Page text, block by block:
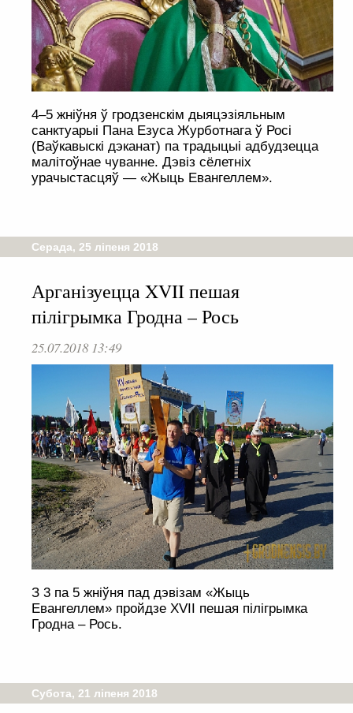
4–5 жніўня ў гродзенскім дыяцэзіяльным
санктуарыі Пана Езуса Журботнага ў Росі
(Ваўкавыскі дэканат) па традыцыі адбудзецца
малітоўнае чуванне. Дэвіз сёлетніх
урачыстасцяў — «Жыць Евангеллем».
Серада, 25 ліпеня 2018
Арганізуецца XVII пешая
пілігрымка Гродна – Рось
25.07.2018 13:49
З 3 па 5 жніўня пад дэвізам «Жыць
Евангеллем» пройдзе XVII пешая пілігрымка
Гродна – Рось.
Субота, 21 ліпеня 2018